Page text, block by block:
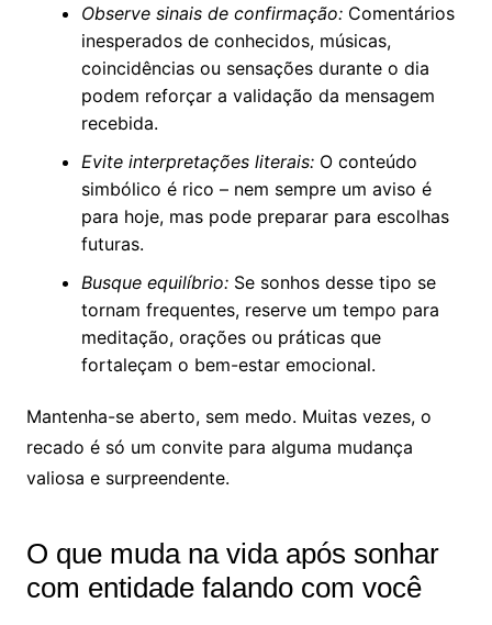
Observe sinais de confirmação:Comentários
inesperados de conhecidos, músicas,
coincidências ou sensações durante o dia
podem reforçar a validação da mensagem
recebida.
Evite interpretações literais:O conteúdo
simbólico é rico – nem sempre um aviso é
para hoje, mas pode preparar para escolhas
futuras.
Busque equilíbrio:Se sonhos desse tipo se
tornam frequentes, reserve um tempo para
meditação, orações ou práticas que
fortaleçam o bem-estar emocional.
Mantenha-se aberto, sem medo. Muitas vezes, o
recado é só um convite para alguma mudança
valiosa e surpreendente.
O que muda na vida após sonhar
com entidade falando com você